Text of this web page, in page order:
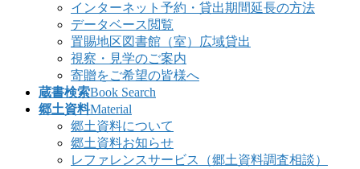
インターネット予約・貸出期間延長の方法
データベース閲覧
置賜地区図書館（室）広域貸出
視察・見学のご案内
寄贈をご希望の皆様へ
蔵書検索Book Search
郷土資料Material
郷土資料について
郷土資料お知らせ
レファレンスサービス（郷土資料調査相談）